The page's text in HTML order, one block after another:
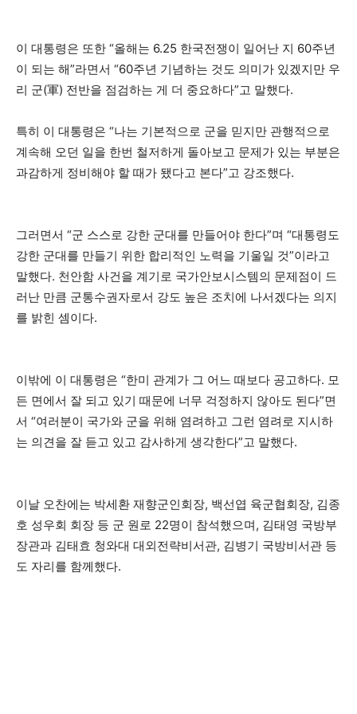
이 대통령은 또한 “올해는 6.25 한국전쟁이 일어난 지 60주년
이 되는 해”라면서 “60주년 기념하는 것도 의미가 있겠지만 우
리 군(軍) 전반을 점검하는 게 더 중요하다”고 말했다.
특히 이 대통령은 “나는 기본적으로 군을 믿지만 관행적으로
계속해 오던 일을 한번 철저하게 돌아보고 문제가 있는 부분은
과감하게 정비해야 할 때가 됐다고 본다”고 강조했다.
그러면서 “군 스스로 강한 군대를 만들어야 한다”며 “대통령도
강한 군대를 만들기 위한 합리적인 노력을 기울일 것”이라고
말했다. 천안함 사건을 계기로 국가안보시스템의 문제점이 드
러난 만큼 군통수권자로서 강도 높은 조치에 나서겠다는 의지
를 밝힌 셈이다.
이밖에 이 대통령은 “한미 관계가 그 어느 때보다 공고하다. 모
든 면에서 잘 되고 있기 때문에 너무 걱정하지 않아도 된다”면
서 “여러분이 국가와 군을 위해 염려하고 그런 염려로 지시하
는 의견을 잘 듣고 있고 감사하게 생각한다”고 말했다.
이날 오찬에는 박세환 재향군인회장, 백선엽 육군협회장, 김종
호 성우회 회장 등 군 원로 22명이 참석했으며, 김태영 국방부
장관과 김태효 청와대 대외전략비서관, 김병기 국방비서관 등
도 자리를 함께했다.